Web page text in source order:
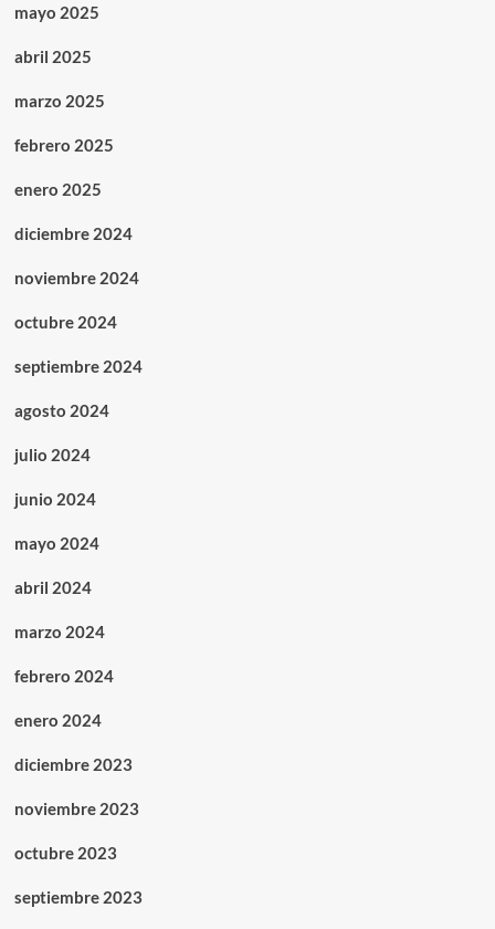
mayo 2025
abril 2025
marzo 2025
febrero 2025
enero 2025
diciembre 2024
noviembre 2024
octubre 2024
septiembre 2024
agosto 2024
julio 2024
junio 2024
mayo 2024
abril 2024
marzo 2024
febrero 2024
enero 2024
diciembre 2023
noviembre 2023
octubre 2023
septiembre 2023